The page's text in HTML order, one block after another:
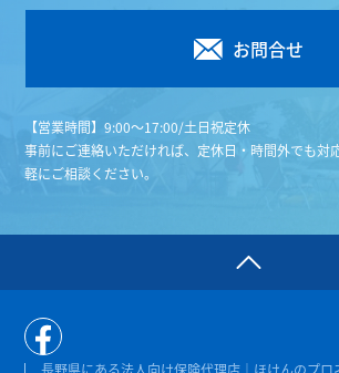
お問合せ
【営業時間】9:00～17:00/土日祝定休
事前にご連絡いただければ、定休日・時間外でも対
軽にご相談ください。
長野県にある法人向け保険代理店｜ほけんのプ